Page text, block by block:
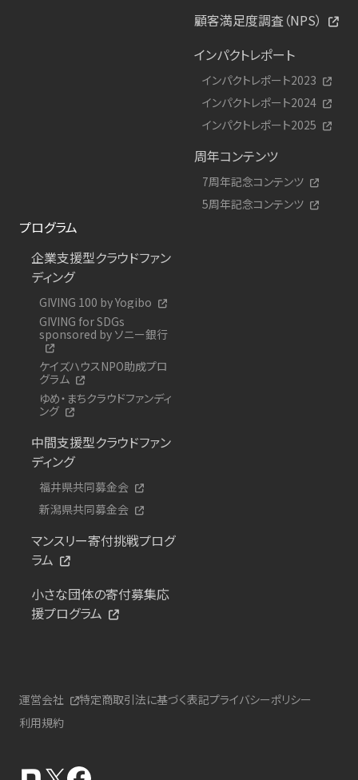
顧客満足度調査（NPS）
インパクトレポート
インパクトレポート2023
インパクトレポート2024
インパクトレポート2025
周年コンテンツ
7周年記念コンテンツ
5周年記念コンテンツ
プログラム
企業支援型クラウドファン
ディング
GIVING 100 by Yogibo
GIVING for SDGs
sponsored by ソニー銀行
ケイズハウスNPO助成プロ
グラム
ゆめ・まちクラウドファンディ
ング
中間支援型クラウドファン
ディング
福井県共同募金会
新潟県共同募金会
マンスリー寄付挑戦プログ
ラム
小さな団体の寄付募集応
援プログラム
運営会社 特定商取引法に基づく表記プライバシーポリシー
利用規約